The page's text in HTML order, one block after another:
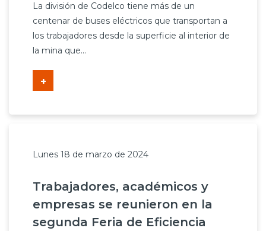
La división de Codelco tiene más de un
centenar de buses eléctricos que transportan a
los trabajadores desde la superficie al interior de
la mina que...
+
Lunes 18 de marzo de 2024
Trabajadores, académicos y
empresas se reunieron en la
segunda Feria de Eficiencia